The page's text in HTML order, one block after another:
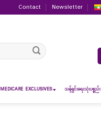
Contact Newsletter
MEDICARE EXCLUSIVES သန့်ရှင်းရေးသုံးပစ္စည်း